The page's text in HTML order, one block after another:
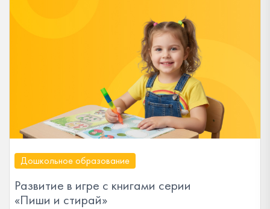
Дошкольное образование
Развитие в игре с книгами серии
«Пиши и стирай»